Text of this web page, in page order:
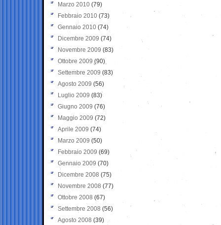
Marzo 2010 (79)
Febbraio 2010 (73)
Gennaio 2010 (74)
Dicembre 2009 (74)
Novembre 2009 (83)
Ottobre 2009 (90)
Settembre 2009 (83)
Agosto 2009 (56)
Luglio 2009 (83)
Giugno 2009 (76)
Maggio 2009 (72)
Aprile 2009 (74)
Marzo 2009 (50)
Febbraio 2009 (69)
Gennaio 2009 (70)
Dicembre 2008 (75)
Novembre 2008 (77)
Ottobre 2008 (67)
Settembre 2008 (56)
Agosto 2008 (39)